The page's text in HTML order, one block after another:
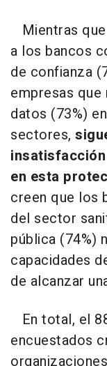
Mientras
a los bancos
de confianza
empresas
datos (73%)
sectores,
en esta
creen que los
del sector
pública (74%)
capacidades
de alcanzar
En total, el
encuestados